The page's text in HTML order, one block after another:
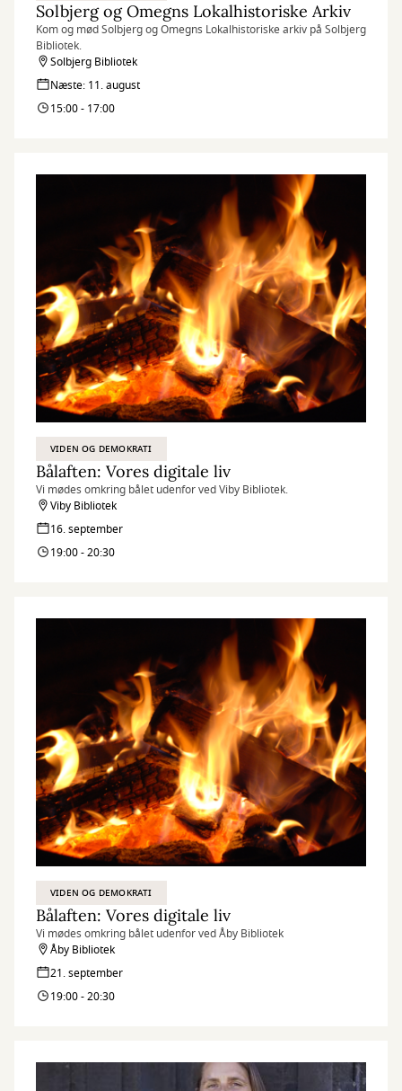
Solbjerg og Omegns Lokalhistoriske Arkiv
Kom og mød Solbjerg og Omegns Lokalhistoriske arkiv på Solbjerg
Bibliotek.
Solbjerg Bibliotek
Næste: 11. august
15:00 - 17:00
VIDEN OG DEMOKRATI
Bålaften: Vores digitale liv
Vi mødes omkring bålet udenfor ved Viby Bibliotek.
Viby Bibliotek
16. september
19:00 - 20:30
VIDEN OG DEMOKRATI
Bålaften: Vores digitale liv
Vi mødes omkring bålet udenfor ved Åby Bibliotek
Åby Bibliotek
21. september
19:00 - 20:30